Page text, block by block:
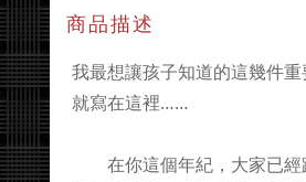
商品描述
我最想讓孩子知道的這幾件重
就寫在這裡……
在你這個年紀，大家已經